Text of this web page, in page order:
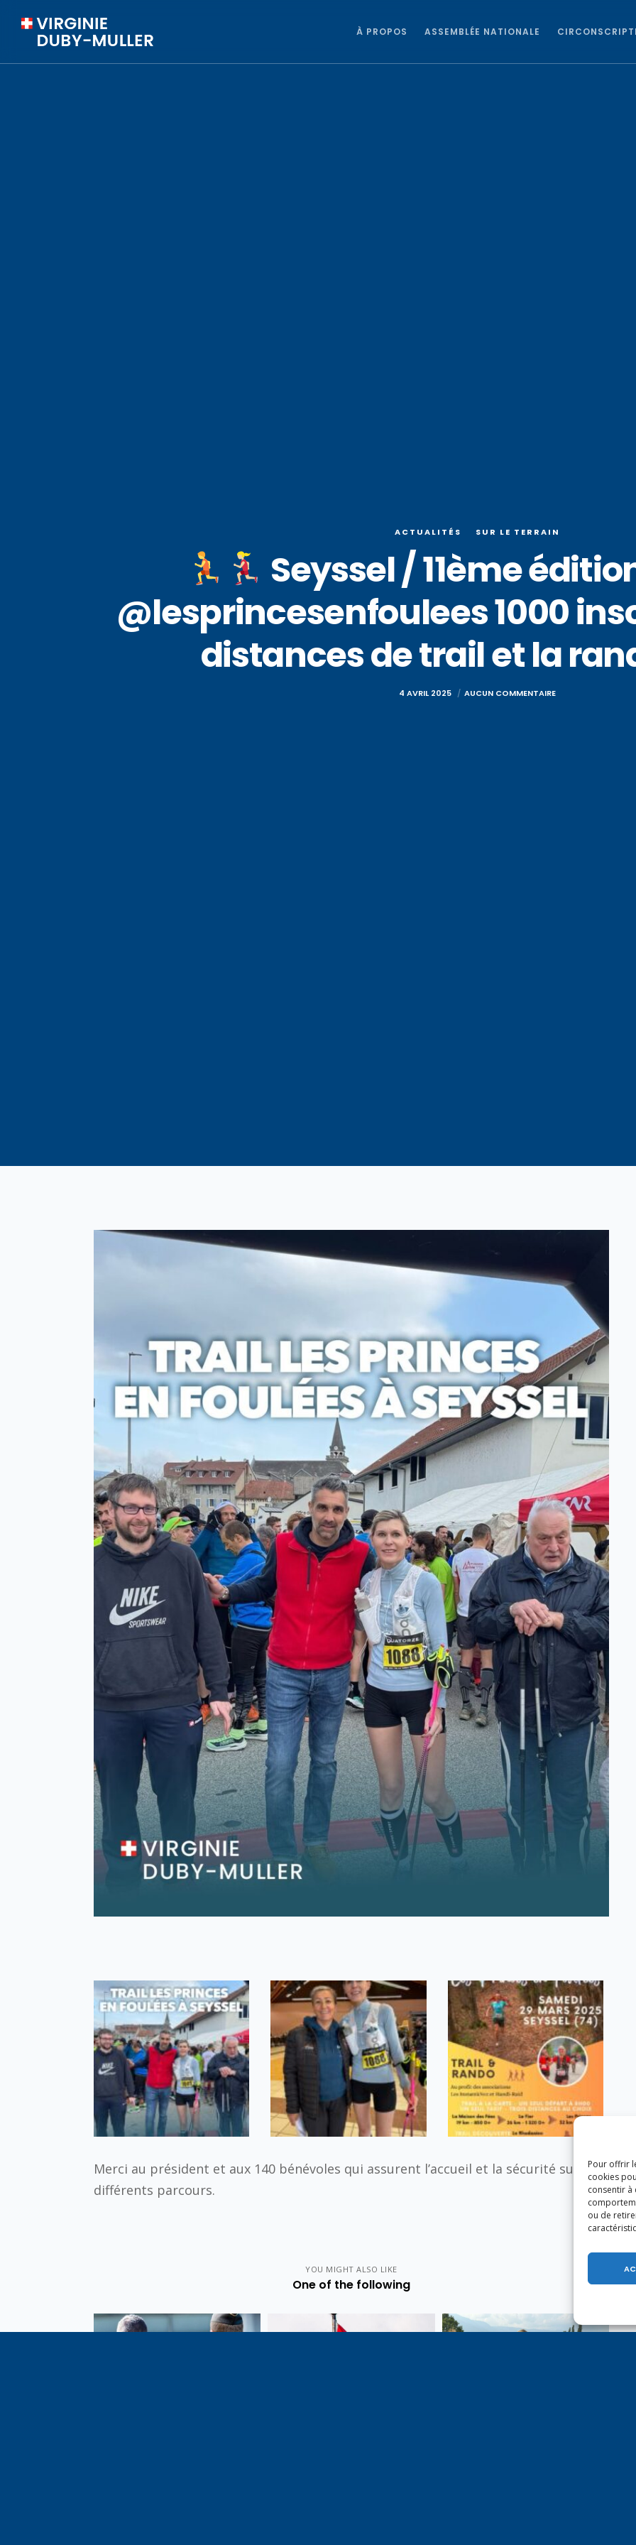
Pour offrir
cookies
consentir à
ou de
À PROPOS ASSEMBLÉE NATIONALE
ACTUALITÉS SUR LE TERRAIN
Seyssel / 11ème
@lesprincesenfoulees 1000
distances de trail et la
4 AVRIL 2025 AUCUN COMMENTAIRE
Merci au président et aux 140 bénévoles qui assurent l’accueil et la sécurité sur les
différents parcours.
YOU MIGHT ALSO LIKE
One of the following